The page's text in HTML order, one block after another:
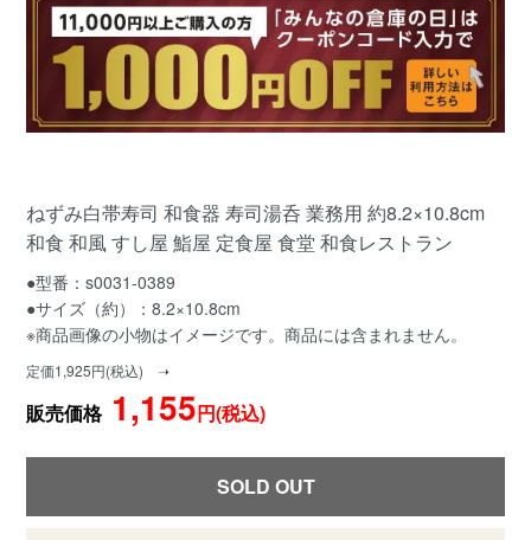
ねずみ白帯寿司 和食器 寿司湯呑 業務用 約8.2×10.8cm
和食 和風 すし屋 鮨屋 定食屋 食堂 和食レストラン
●型番：s0031-0389
●サイズ（約）：8.2×10.8cm
※商品画像の小物はイメージです。商品には含まれません。
定価1,925円(税込) ➝
販売価格1,155円(税込)
SOLD OUT